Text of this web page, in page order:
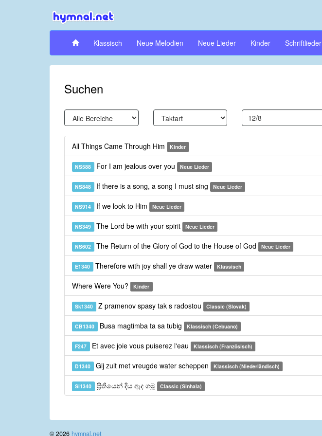
Klassisch Neue Melodien Neue Lieder Kinder Schriftlieder
Suchen
All Things Came Through Him Kinder
NS588 For I am jealous over you Neue Lieder
NS848 If there is a song, a song I must sing Neue Lieder
NS914 If we look to Him Neue Lieder
NS349 The Lord be with your spirit Neue Lieder
NS602 The Return of the Glory of God to the House of God Neue Lieder
E1340 Therefore with joy shall ye draw water Klassisch
Where Were You? Kinder
Sk1340 Z pramenov spasy tak s radostou Classic (Slovak)
CB1340 Busa magtimba ta sa tubig Klassisch (Cebuano)
F247 Et avec joie vous puiserez l'eau Klassisch (Französisch)
D1340 Gij zult met vreugde water scheppen Klassisch (Niederländisch)
Si1340 ප්‍රීතියෙන් දිය ඇද ගමූ Classic (Sinhala)
© 2026 hymnal.net